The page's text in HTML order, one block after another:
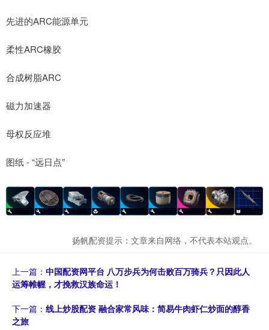
先进的ARC能源单元
柔性ARC橡胶
合成树脂ARC
磁力加速器
母权反应堆
图纸 - “远日点”
扬帆配资提示：文章来自网络，不代表本站观点。
上一篇： 中国配资网平台 八万步兵为何击败百万骑兵？只因此人
运筹帷幄，才挽救汉族命运！
下一篇： 线上炒股配资 融合家常风味：简易牛肉虾仁炒面的醇香
之旅